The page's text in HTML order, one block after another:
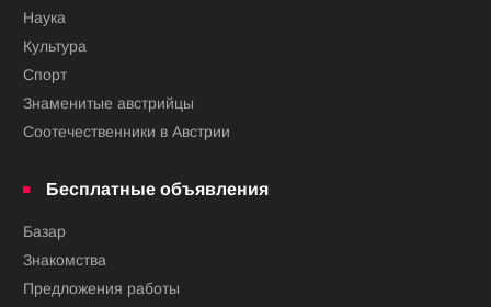
Наука
Культура
Спорт
Знаменитые австрийцы
Соотечественники в Австрии
Бесплатные объявления
Базар
Знакомства
Предложения работы